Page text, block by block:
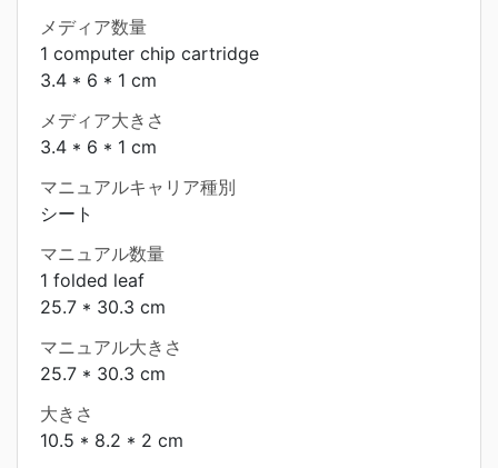
メディア数量
1 computer chip cartridge
3.4 * 6 * 1 cm
メディア大きさ
3.4 * 6 * 1 cm
マニュアルキャリア種別
シート
マニュアル数量
1 folded leaf
25.7 * 30.3 cm
マニュアル大きさ
25.7 * 30.3 cm
大きさ
10.5 * 8.2 * 2 cm